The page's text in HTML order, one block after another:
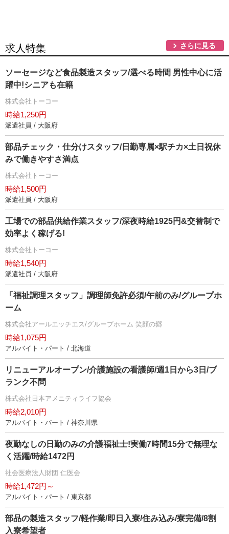
求人特集 さらに見る
ソーセージなど食品製造スタッフ/選べる時間 男性中心に活
躍中!シニアも在籍
株式会社トーコー
時給1,250円
派遣社員 / 大阪府
部品チェック・仕分けスタッフ/日勤専属×駅チカ×土日祝休
みで働きやすさ満点
株式会社トーコー
時給1,500円
派遣社員 / 大阪府
工場での部品供給作業スタッフ/深夜時給1925円&交替制で
効率よく稼げる!
株式会社トーコー
時給1,540円
派遣社員 / 大阪府
「福祉調理スタッフ」調理師免許必須/午前のみ/グループホ
ーム
株式会社アールエッチエス/グループホーム 笑顔の郷
時給1,075円
アルバイト・パート / 北海道
リニューアルオープン/介護施設の看護師/週1日から3日/ブ
ランク不問
株式会社日本アメニティライフ協会
時給2,010円
アルバイト・パート / 神奈川県
夜勤なしの日勤のみの介護福祉士!実働7時間15分で無理な
く活躍/時給1472円
社会医療法人財団 仁医会
時給1,472円～
アルバイト・パート / 東京都
部品の製造スタッフ/軽作業/即日入寮/住み込み/寮完備/8割
入寮希望者